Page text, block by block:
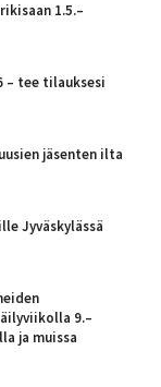
1.5.–
tee tilauksesi
jäsenten ilta
Jyväskylässä
9.–
ja muissa